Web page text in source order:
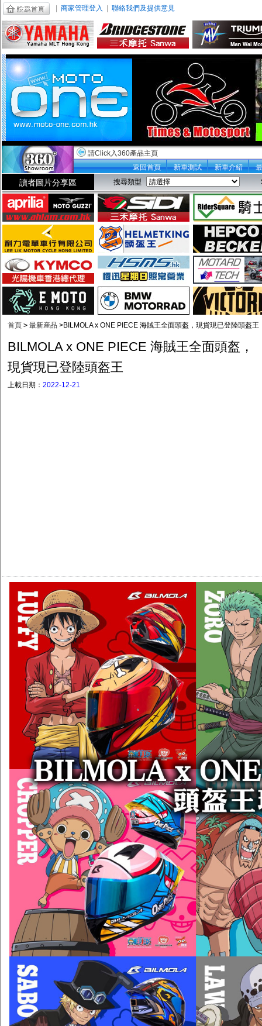
商家管理登入 聯絡我們及提供意見
請Click入360產品主頁
返回首頁
新車測試 新車介紹
讀者圖片分享區 搜尋類型
首頁 > 最新産品 >BILMOLA x ONE PIECE 海賊王全面頭盔，現貨現已登陸頭盔王
BILMOLA x ONE PIECE 海賊王全面頭盔，
現貨現已登陸頭盔王
上載日期： 2022-12-21